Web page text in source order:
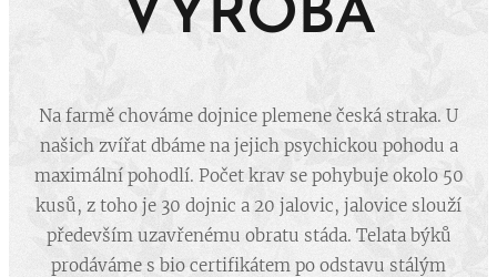
VÝROBA
Na farmě chováme dojnice plemene česká straka. U
našich zvířat dbáme na jejich psychickou pohodu a
maximální pohodlí. Počet krav se pohybuje okolo 50
kusů, z toho je 30 dojnic a 20 jalovic, jalovice slouží
především uzavřenému obratu stáda. Telata býků
prodáváme s bio certifikátem po odstavu stálým